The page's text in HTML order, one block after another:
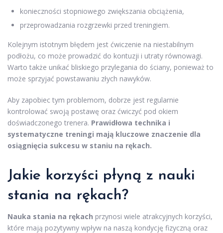
konieczności stopniowego zwiększania obciążenia,
przeprowadzania rozgrzewki przed treningiem.
Kolejnym istotnym błędem jest ćwiczenie na niestabilnym
podłożu, co może prowadzić do kontuzji i utraty równowagi.
Warto także unikać bliskiego przylegania do ściany, ponieważ to
może sprzyjać powstawaniu złych nawyków.
Aby zapobiec tym problemom, dobrze jest regularnie
kontrolować swoją postawę oraz ćwiczyć pod okiem
doświadczonego trenera. Prawidłowa technika i
systematyczne treningi mają kluczowe znaczenie dla
osiągnięcia sukcesu w staniu na rękach.
Jakie korzyści płyną z nauki
stania na rękach?
Nauka stania na rękach przynosi wiele atrakcyjnych korzyści,
które mają pozytywny wpływ na naszą kondycję fizyczną oraz